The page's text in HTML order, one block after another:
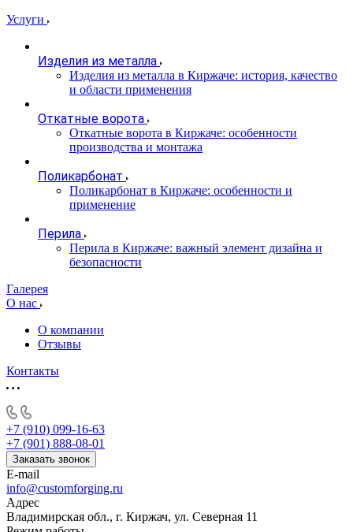
Услуги
Изделия из металла
Изделия из металла в Киржаче: история, качество
и области применения
Откатные ворота
Откатные ворота в Киржаче: особенности
производства и монтажа
Поликарбонат
Поликарбонат в Киржаче: особенности и
применение
Перила
Перила в Киржаче: важный элемент дизайна и
безопасности
Галерея
О нас
О компании
Отзывы
Контакты
+7 (910) 099-16-63
+7 (901) 888-08-01
Заказать звонок
E-mail
info@customforging.ru
Адрес
Владимирская обл., г. Киржач, ул. Северная 11